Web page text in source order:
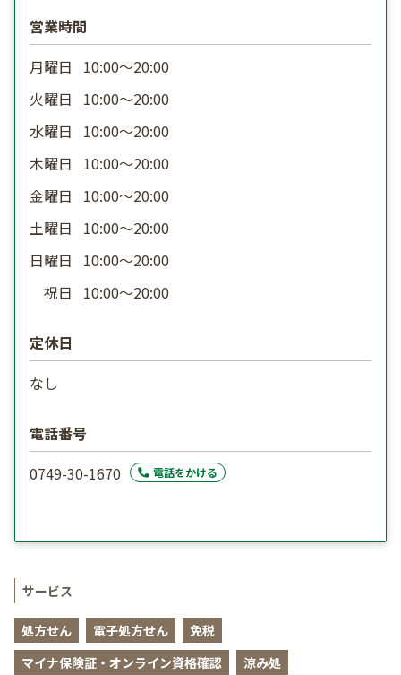
営業時間
月曜日
10:00〜20:00
火曜日
10:00〜20:00
水曜日
10:00〜20:00
木曜日
10:00〜20:00
金曜日
10:00〜20:00
土曜日
10:00〜20:00
日曜日
10:00〜20:00
祝日
10:00〜20:00
定休日
なし
電話番号
0749-30-1670
電話をかける
サービス
処方せん 電子処方せん
免税
マイナ保険証・オンライン資格確認
涼み処